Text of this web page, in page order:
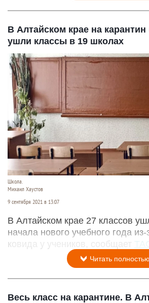
В Алтайском крае на карантин
ушли классы в 19 школах
Школа.
Михаил Хаустов
9 сентября 2021 в 13:07
В Алтайском крае 27 классов
начала нового учебного года
ковида у учеников, сообщает
Читать полностью
Весь класс на карантине. В